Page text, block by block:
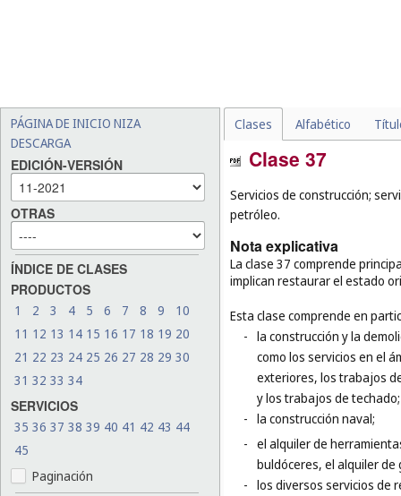
PÁGINA DE INICIO NIZA
DESCARGA
EDICIÓN-VERSIÓN
OTRAS
ÍNDICE DE CLASES
PRODUCTOS
1 2 3 4 5 6 7 8 9
10
11 12 13 14 15 16 17 18 19 20
21 22 23 24 25 26 27 28 29 30
31 32 33 34
SERVICIOS
35 36 37 38 39 40 41 42 43 44
45
Paginación
Clases Alfabético
Clase 37
Servicios de construcción;
petróleo.
Nota explicativa
La clase 37 comprende
implican restaurar el estado
Esta clase comprende en
- la construcción y la
como los servicios en el
exteriores, los trabajos
y los trabajos de techado;
- la construcción naval;
- el alquiler de
buldóceres, el alquiler de
- los diversos servicios de